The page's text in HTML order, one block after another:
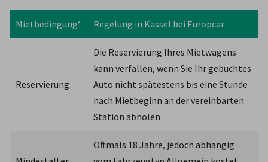
Mietbedingung* Regelung in Kassel bei Europcar
Reservierung
Die Reservierung Ihres Mietwagens
kann verfallen, wenn Sie Ihr gebuchtes
Auto nicht spätestens bis eine Stunde
nach Mietbeginn an der vereinbarten
Station abholen
Oftmals 18 Jahre, jedoch abhängig